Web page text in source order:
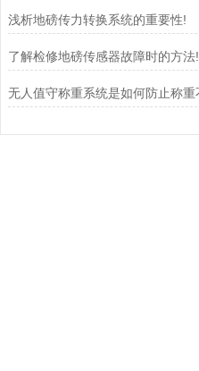
浅析地磅传力转换系统的重要性!
了解检修地磅传感器故障时的方法!